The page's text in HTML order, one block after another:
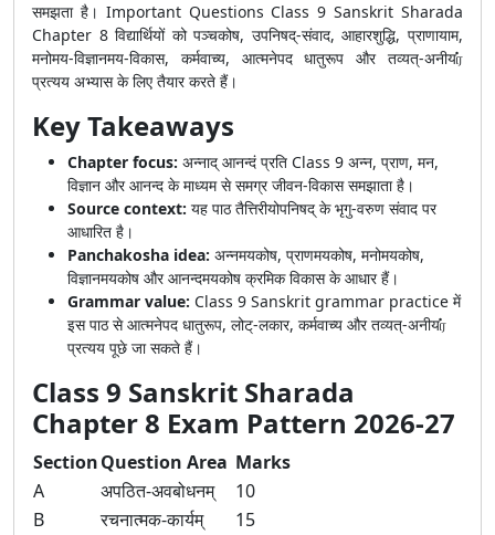
समझता है। Important Questions Class 9 Sanskrit Sharada
Chapter 8 विद्यार्थियों को पञ्चकोष, उपनिषद्-संवाद, आहारशुद्धि, प्राणायाम,
मनोमय-विज्ञानमय-विकास, कर्मवाच्य, आत्मनेपद धातुरूप और तव्यत्-अनीयர்
प्रत्यय अभ्यास के लिए तैयार करते हैं।
Key Takeaways
Chapter focus: अन्नाद् आनन्दं प्रति Class 9 अन्न, प्राण, मन,
विज्ञान और आनन्द के माध्यम से समग्र जीवन-विकास समझाता है।
Source context: यह पाठ तैत्तिरीयोपनिषद् के भृगु-वरुण संवाद पर
आधारित है।
Panchakosha idea: अन्नमयकोष, प्राणमयकोष, मनोमयकोष,
विज्ञानमयकोष और आनन्दमयकोष क्रमिक विकास के आधार हैं।
Grammar value: Class 9 Sanskrit grammar practice में
इस पाठ से आत्मनेपद धातुरूप, लोट्-लकार, कर्मवाच्य और तव्यत्-अनीयர்
प्रत्यय पूछे जा सकते हैं।
Class 9 Sanskrit Sharada
Chapter 8 Exam Pattern 2026-27
SectionQuestion Area Marks
A
अपठित-अवबोधनम्
10
B
रचनात्मक-कार्यम्
15